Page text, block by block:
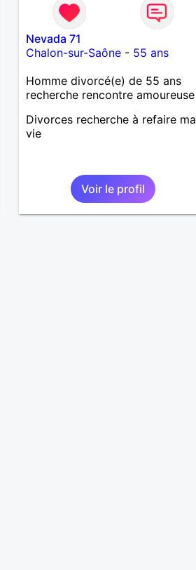
Nevada 71
Chalon-sur-Saône - 55 ans
Homme divorcé(e) de 55 ans
recherche rencontre amoureuse
Divorces recherche à refaire ma
vie
Voir le profil